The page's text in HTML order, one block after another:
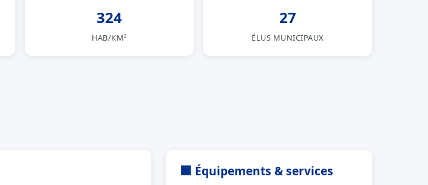
324
HAB/KM²
27
ÉLUS MUNICIPAUX
🏢 Équipements & services